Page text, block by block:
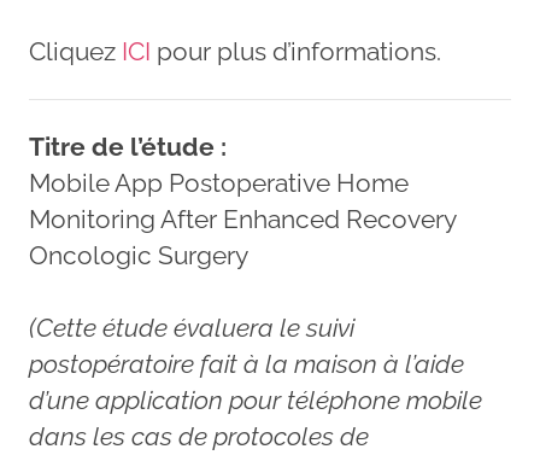
Cliquez ICI pour plus d’informations.
Titre de l’étude :
Mobile App Postoperative Home
Monitoring After Enhanced Recovery
Oncologic Surgery
(Cette étude évaluera le suivi
postopératoire fait à la maison à l’aide
d’une application pour téléphone mobile
dans les cas de protocoles de